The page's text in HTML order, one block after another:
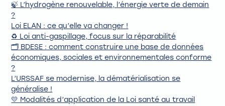
🍃 L’hydrogène renouvelable, l’énergie verte de demain
?
Loi ELAN : ce qu’elle va changer !
♻️ Loi anti-gaspillage, focus sur la réparabilité
🗂️ BDESE : comment construire une base de données
économiques, sociales et environnementales conforme
?
L’URSSAF se modernise, la dématérialisation se
généralise !
💛 Modalités d’application de la Loi santé au travail